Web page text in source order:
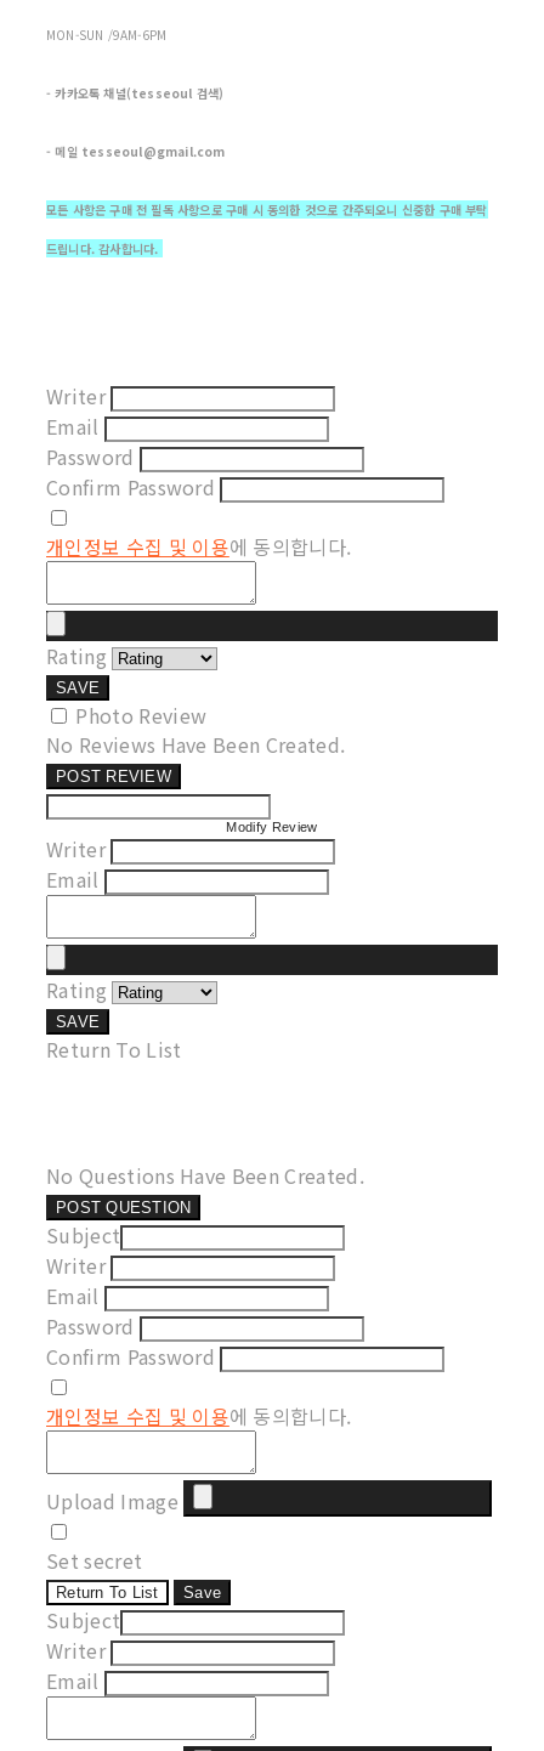
MON-SUN /9AM-6PM
- 카카오톡 채널(tesseoul 검색)
- 메일 tesseoul@gmail.com
모든 사항은 구매 전 필독 사항으로 구매 시 동의한 것으로 간주되오니 신중한 구매 부탁
드립니다. 감사합니다.
Writer
Email
Password
Confirm Password
개인정보 수집 및 이용에 동의합니다.
Rating
SAVE
Photo Review
No Reviews Have Been Created.
POST REVIEW
Modify Review
Writer
Email
Rating
SAVE
Return To List
No Questions Have Been Created.
POST QUESTION
Subject
Writer
Email
Password
Confirm Password
개인정보 수집 및 이용에 동의합니다.
Upload Image
Set secret
Return To List Save
Subject
Writer
Email